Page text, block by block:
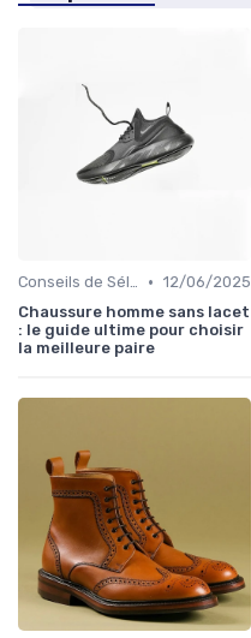
Conseils de Sélection • 12/06/2025
Chaussure homme sans lacet
: le guide ultime pour choisir
la meilleure paire